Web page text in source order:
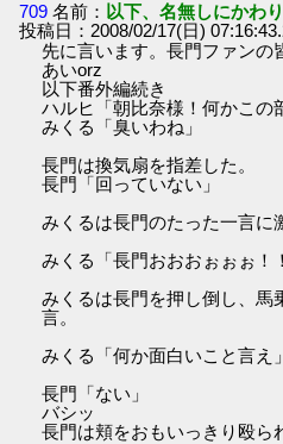
709 名前： 以下、名無しにかわ
投稿日：2008/02/17(日)
先に言います。長門ファンの
あいorz
以下番外編続き
ハルヒ「朝比奈様！何かこの
みくる「臭いわね」
長門は換気扇を指差した。
長門「回っていない」
みくるは長門のたった一言に
みくる「長門おおおぉぉぉ！
みくるは長門を押し倒し、馬
言。
みくる「何か面白いこと言え」
長門「ない」
バシッ
長門は頬をおもいっきり殴ら